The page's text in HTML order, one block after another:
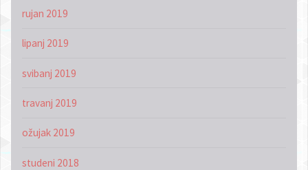
rujan 2019
lipanj 2019
svibanj 2019
travanj 2019
ožujak 2019
studeni 2018